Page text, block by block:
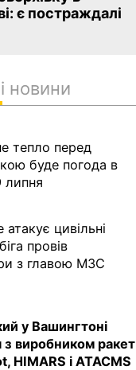
є постраждалі
новини
тепло перед
буде погода в
липня
атакує цивільні
провів
з главою МЗС
у Вашингтоні
з виробником ракет
HIMARS і ATACMS